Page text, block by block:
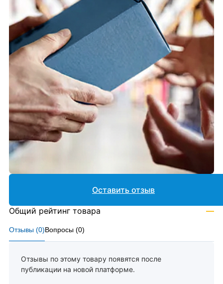
Отзывы (0)Вопросы (0)
Отзывы по этому товару появятся после
публикации на новой платформе.
Оставить отзыв
Общий рейтинг товара —